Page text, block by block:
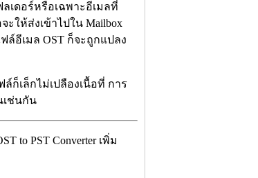
เดอร์หรือเฉพาะอีเมลที่
ให้ส่งเข้าไปใน Mailbox
ล์อีเมล OST ก็จะถูกแปลง
ก็เล็กไม่เปลืองเนื้อที่ การ
เช่นกัน
to PST Converter เพิ่ม